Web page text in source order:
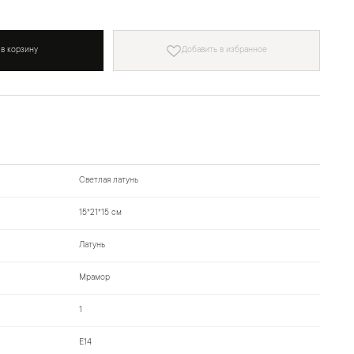
корзину Добавить в избранное
Светлая латунь
15*21*15 см
Латунь
Мрамор
1
Е14